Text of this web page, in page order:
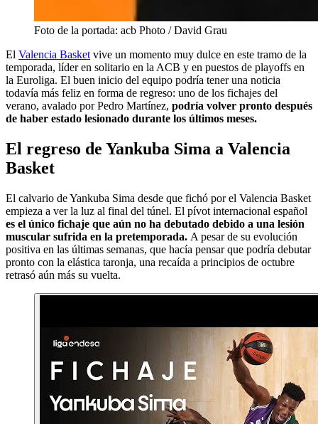
Foto de la portada: acb Photo / David Grau
El Valencia Basket vive un momento muy dulce en este tramo de la
temporada, líder en solitario en la ACB y en puestos de playoffs en
la Euroliga. El buen inicio del equipo podría tener una noticia
todavía más feliz en forma de regreso: uno de los fichajes del
verano, avalado por Pedro Martínez, podría volver pronto después
de haber estado lesionado durante los últimos meses.
El regreso de Yankuba Sima a Valencia
Basket
El calvario de Yankuba Sima desde que fichó por el Valencia Basket
empieza a ver la luz al final del túnel. El pívot internacional español
es el único fichaje que aún no ha debutado debido a una lesión
muscular sufrida en la pretemporada. A pesar de su evolución
positiva en las últimas semanas, que hacía pensar que podría debutar
pronto con la elástica taronja, una recaída a principios de octubre
retrasó aún más su vuelta.